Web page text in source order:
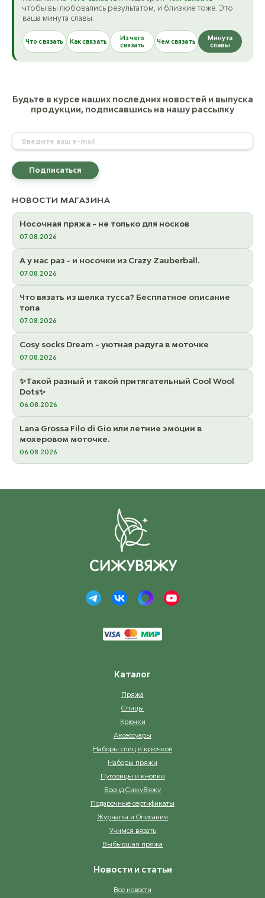
НОВОСТИ МАГАЗИНА
Носочная пряжа - не только для носков
07.08.2026
А у нас раз - и носочки из Crazy Zauberball.
07.08.2026
Что вязать из шелка тусса? Бесплатное описание
топа
07.08.2026
Cosy socks Dream - уютная радуга в моточке
07.08.2026
✨Такой разный и такой притягательный Cool Wool
Dots✨
06.08.2026
Lana Grossa Filo di Gio или летние эмоции в
мохеровом моточке.
06.08.2026
ост. 9
К товару
ост. 23
К товару
чтобы вы любовались результатом, и близкие тоже. Это
ваша минута славы.
Что связать Как связать
Из чего
связать
Чем связать
Минута
славы
Будьте в курсе наших последних новостей и выпуска
продукции, подписавшись на нашу рассылку
Подписаться
Каталог
Пряжа
Спицы
Крючки
Аксессуары
Наборы спиц и крючков
Наборы пряжи
Пуговицы и кнопки
Бренд СижуВяжу
Подарочные сертификаты
Журналы и Описания
Учимся вязать
Выбывшая пряжа
Новости и статьи
Все новости